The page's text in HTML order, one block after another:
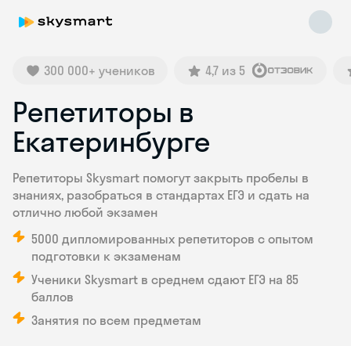
300 000+ учеников 4,7 из 5
Репетиторы в
Екатеринбурге
Репетиторы Skysmart помогут закрыть пробелы в
знаниях, разобраться в стандартах ЕГЭ и сдать на
отлично любой экзамен
5000 дипломированных репетиторов с опытом
подготовки к экзаменам
Ученики Skysmart в среднем сдают ЕГЭ на 85
баллов
Занятия по всем предметам
Skysmart Chat
online